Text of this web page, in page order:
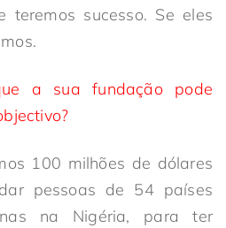
teremos sucesso. Se eles
a sua fundação pode
100 milhões de dólares
pessoas de 54 países
na Nigéria, para ter